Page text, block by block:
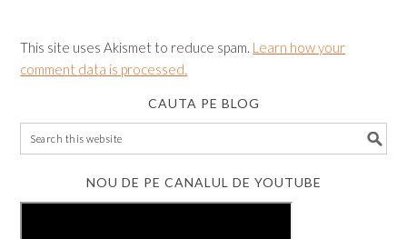
This site uses Akismet to reduce spam. Learn how your
comment data is processed.
CAUTA PE BLOG
NOU DE PE CANALUL DE YOUTUBE